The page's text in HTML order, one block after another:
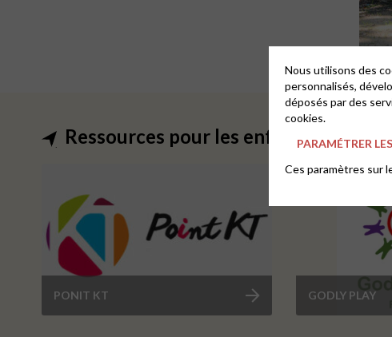
Ressources pour les enfants et ados
PONIT KT GODLY PLAY
Nous utilisons des
personnalisés,
déposés par des
cookies.
PARAMÉTRER
Ces paramètres sur